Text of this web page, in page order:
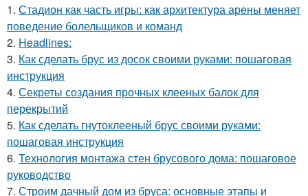
1. Стадион как часть игры: как архитектура арены меняет
поведение болельщиков и команд
2. Headlines:
3. Как сделать брус из досок своими руками: пошаговая
инструкция
4. Секреты создания прочных клееных балок для
перекрытий
5. Как сделать гнутоклееный брус своими руками:
пошаговая инструкция
6. Технология монтажа стен брусового дома: пошаговое
руководство
7. Строим дачный дом из бруса: основные этапы и